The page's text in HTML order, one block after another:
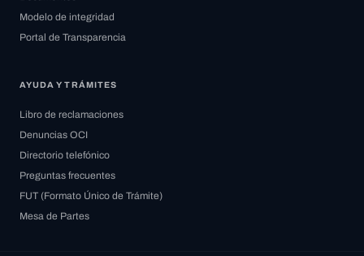
Modelo de integridad
Portal de Transparencia
AYUDA Y TRÁMITES
Libro de reclamaciones
Denuncias OCI
Directorio telefónico
Preguntas frecuentes
FUT (Formato Único de Trámite)
Mesa de Partes